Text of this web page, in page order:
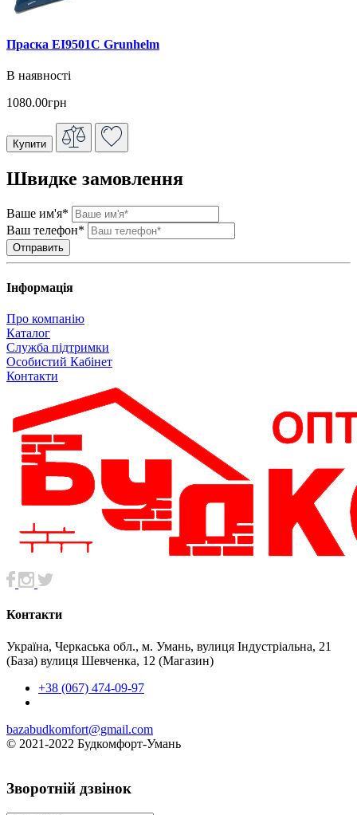
Праска EI9501С Grunhelm
В наявності
1080.00грн
Купити
Швидке замовлення
Ваше им'я*
Ваш телефон*
Інформація
Про компанію
Каталог
Служба підтримки
Особистий Кабінет
Контакти
Контакти
Україна, Черкаська обл., м. Умань, вулиця Індустріальна, 21
(База) вулиця Шевченка, 12 (Магазин)
+38 (067) 474-09-97
bazabudkomfort@gmail.com
© 2021-2022 Будкомфорт-Умань
Зворотній дзвінок